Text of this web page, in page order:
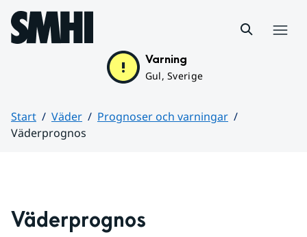
Hoppa till sidans innehåll
Varning
Gul, Sverige
Start Väder
Prognoser och varningar
Väderprognos
Väderprognos